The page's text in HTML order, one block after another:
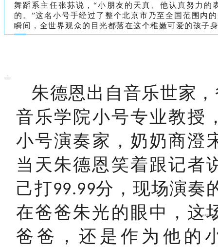
舞蹈系主任张荪说，“小朋友的天真、他认真努力
的。”这名小号手经过了整个北京市乃至全国范围内
瞬间，全世界观众的目光都落在这个稚嫩可爱的孩子
朱德恩出自音乐世家
音乐学院小号专业教授
小号演奏家，奶奶商澄
当天朱德恩笑着跟记者
己打99.99分，现场演奏
在爸爸朱光的眼中，这
爸爸，还是作为他的